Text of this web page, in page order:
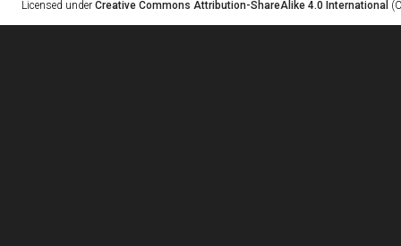
Licensed under Creative Commons Attribution-ShareAlike 4.0 International